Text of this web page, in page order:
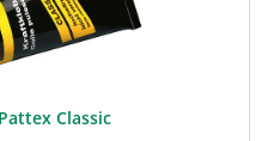
Classic